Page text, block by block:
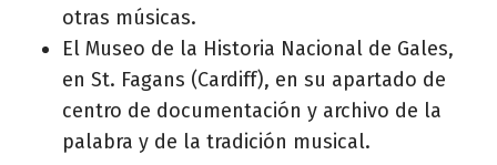
otras músicas.
El Museo de la Historia Nacional de Gales,
en St. Fagans (Cardiff), en su apartado de
centro de documentación y archivo de la
palabra y de la tradición musical.